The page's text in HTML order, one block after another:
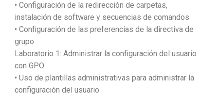
• Configuración de la redirección de carpetas,
instalación de software y secuencias de comandos
• Configuración de las preferencias de la directiva de
grupo
Laboratorio 1: Administrar la configuración del usuario
con GPO
• Uso de plantillas administrativas para administrar la
configuración del usuario